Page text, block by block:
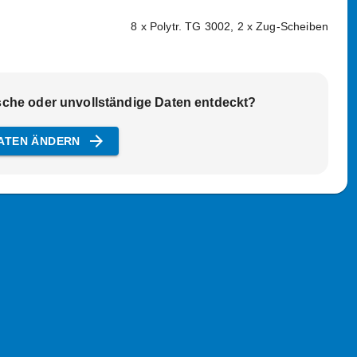
8 x Polytr. TG 3002, 2 x Zug-Scheiben
oder unvollständige Daten entdeckt?
arrow_forward
ÄNDERN